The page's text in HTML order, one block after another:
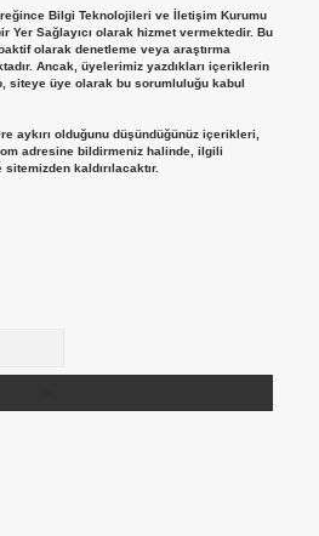
Bilgi Teknolojileri ve İletişim Kurumu
Yer Sağlayıcı olarak hizmet vermektedir. Bu
olarak denetleme veya araştırma
Ancak, üyelerimiz yazdıkları içeriklerin
siteye üye olarak bu sorumluluğu kabul
aykırı olduğunu düşündüğünüz içerikleri,
adresine bildirmeniz halinde, ilgili
kaldırılacaktır.